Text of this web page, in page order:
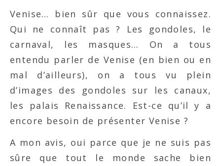
Venise… bien sûr que vous connaissez.
Qui ne connaît pas ? Les gondoles, le
carnaval, les masques… On a tous
entendu parler de Venise (en bien ou en
mal d’ailleurs), on a tous vu plein
d’images des gondoles sur les canaux,
les palais Renaissance. Est-ce qu’il y a
encore besoin de présenter Venise ?
A mon avis, oui parce que je ne suis pas
sûre que tout le monde sache bien